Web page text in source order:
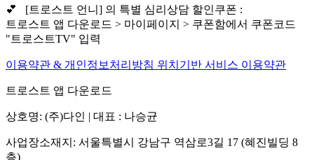
💕 [트로스트 언니] 의 특별 심리상담 할인쿠폰 :
트로스트 앱 다운로드 > 마이페이지 > 쿠폰함에서 쿠폰코드
"트로스트TV" 입력
이용약관 & 개인정보처리방침 위치기반 서비스 이용약관
트로스트 앱 다운로드
상호명: (주)다인 | 대표 : 나승균
사업장소재지: 서울특별시 강남구 역삼로3길 17 (혜진빌딩 8
층)